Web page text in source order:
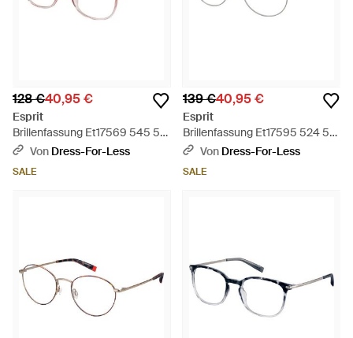
128 €40,95 €
Esprit
Brillenfassung Et17569 545 50
- Schwarz
Von Dress-For-Less
SALE
139 €40,95 €
Esprit
Brillenfassung Et17595 524 51 -
Schwarz
Von Dress-For-Less
SALE